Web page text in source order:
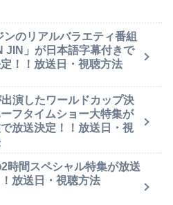
ンのリアルバラエティ番組
JIN」が日本語字幕付きで
！！放送日・視聴方法
演したワールドカップ決
フタイムショー大特集が
放送決定！！放送日・視
時間スペシャル特集が放送
放送日・視聴方法